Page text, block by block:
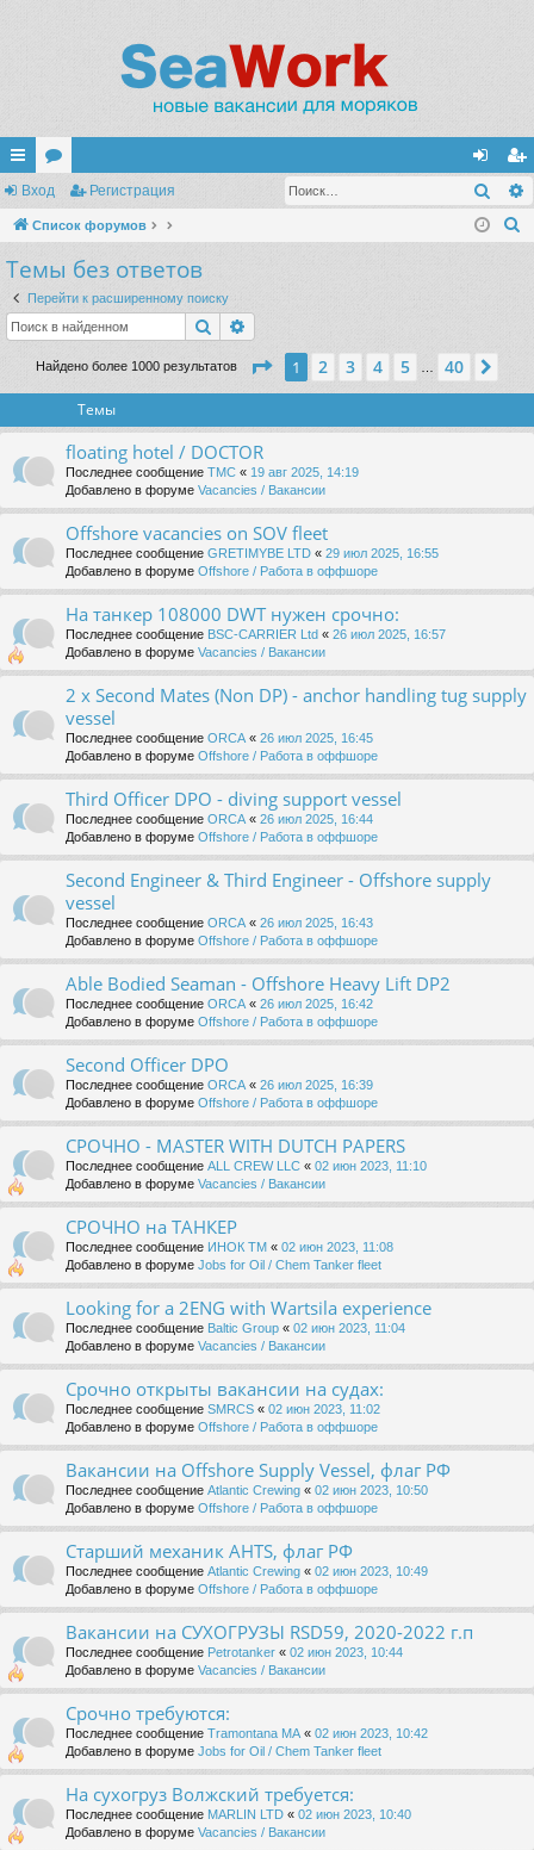
с
ы
лк
и
ор
ум
ы
хо
д
ег
ис
Вход Регистрация
Список форумов
Темы без ответов
Перейти к расширенному поиску
Поиск
Найдено более 1000 результатов Страница из 40
1 2 3 4 5 40
Темы
floating hotel / DOCTOR
Последнее сообщение TMC « 19 авг 2025, 14:19
Добавлено в форуме Vacancies / Вакансии
Offshore vacancies on SOV fleet
Последнее сообщение GRETIMYBE LTD « 29 июл 2025, 16:55
Добавлено в форуме Offshore / Работа в оффшоре
На танкер 108000 DWT нужен срочно:
Последнее сообщение BSC-CARRIER Ltd « 26 июл 2025, 16:57
Добавлено в форуме Vacancies / Вакансии
2 x Second Mates (Non DP) - anchor handling tug supply
vessel
Последнее сообщение ORCA « 26 июл 2025, 16:45
Добавлено в форуме Offshore / Работа в оффшоре
Third Officer DPO - diving support vessel
Последнее сообщение ORCA « 26 июл 2025, 16:44
Добавлено в форуме Offshore / Работа в оффшоре
Second Engineer & Third Engineer - Offshore supply
vessel
Последнее сообщение ORCA « 26 июл 2025, 16:43
Добавлено в форуме Offshore / Работа в оффшоре
Able Bodied Seaman - Offshore Heavy Lift DP2
Последнее сообщение ORCA « 26 июл 2025, 16:42
Добавлено в форуме Offshore / Работа в оффшоре
Second Officer DPO
Последнее сообщение ORCA « 26 июл 2025, 16:39
Добавлено в форуме Offshore / Работа в оффшоре
СРОЧНО - MASTER WITH DUTCH PAPERS
Последнее сообщение ALL CREW LLC « 02 июн 2023, 11:10
Добавлено в форуме Vacancies / Вакансии
СРОЧНО на ТАНКЕР
Последнее сообщение ИНОК ТМ « 02 июн 2023, 11:08
Добавлено в форуме Jobs for Oil / Chem Tanker fleet
Looking for a 2ENG with Wartsila experience
Последнее сообщение Baltic Group « 02 июн 2023, 11:04
Добавлено в форуме Vacancies / Вакансии
Срочно открыты вакансии на судах:
Последнее сообщение SMRCS « 02 июн 2023, 11:02
Добавлено в форуме Offshore / Работа в оффшоре
Вакансии на Offshore Supply Vessel, флаг РФ
Последнее сообщение Atlantic Crewing « 02 июн 2023, 10:50
Добавлено в форуме Offshore / Работа в оффшоре
Старший механик AHTS, флаг РФ
Последнее сообщение Atlantic Crewing « 02 июн 2023, 10:49
Добавлено в форуме Offshore / Работа в оффшоре
Вакансии на СУХОГРУЗЫ RSD59, 2020-2022 г.п
Последнее сообщение Petrotanker « 02 июн 2023, 10:44
Добавлено в форуме Vacancies / Вакансии
Срочно требуются:
Последнее сообщение Tramontana MA « 02 июн 2023, 10:42
Добавлено в форуме Jobs for Oil / Chem Tanker fleet
На сухогруз Волжский требуется:
Последнее сообщение MARLIN LTD « 02 июн 2023, 10:40
Добавлено в форуме Vacancies / Вакансии